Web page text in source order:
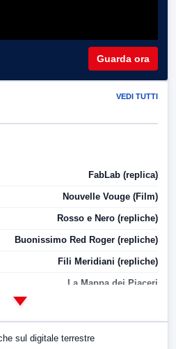
Guarda ora
VEDI TUTTI
FabLab (replica)
Nouvelle Vouge (Film)
Rosso e Nero (repliche)
Buonissimo Red Roger (repliche)
Fili Meridiani (repliche)
La Mappa dei Piaceri
sul digitale terrestre